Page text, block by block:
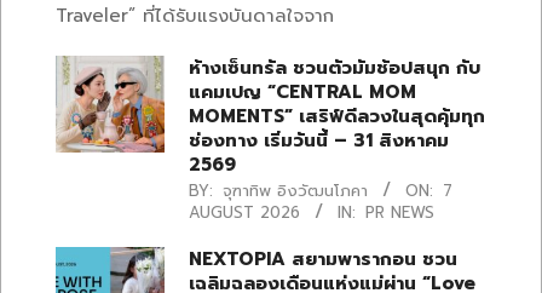
Traveler” ที่ได้รับแรงบันดาลใจจาก
ห้างเซ็นทรัล ชวนตัวมัมช้อปสนุก กับ
แคมเปญ “CENTRAL MOM
MOMENTS” เสริฟ์ดีลวงในสุดคุ้มทุก
ช่องทาง เริ่มวันนี้ – 31 สิงหาคม
2569
BY: จุฑาทิพ อิงวัฒนโภคา ON: 7
AUGUST 2026
IN: PR NEWS
NEXTOPIA สยามพารากอน ชวน
เฉลิมฉลองเดือนแห่งแม่ผ่าน “Love